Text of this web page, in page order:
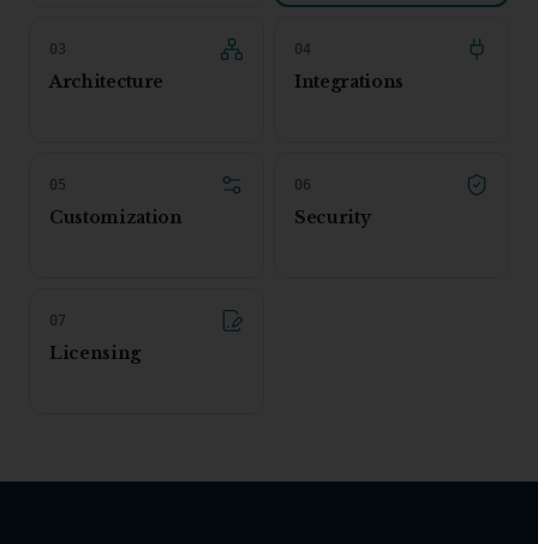
0 3
Architecture
04
Integrations
05
Customization
06
Security
07
Licensing